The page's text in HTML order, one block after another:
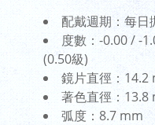
配戴週期：每日
度數：-0.00 / -
(0.50級)
鏡片直徑：14.2
著色直徑：13.8
弧度：8.7 mm